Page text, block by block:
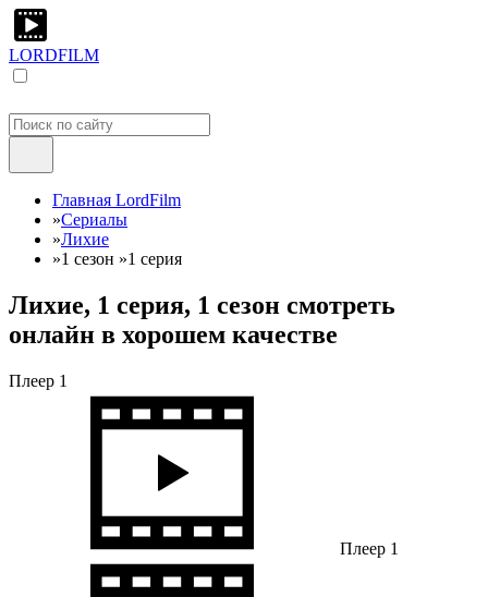
LORDFILM
Главная LordFilm
»Сериалы
»Лихие
»1 сезон »1 серия
Лихие, 1 серия, 1 сезон смотреть
онлайн в хорошем качестве
Плеер 1
Плеер 1